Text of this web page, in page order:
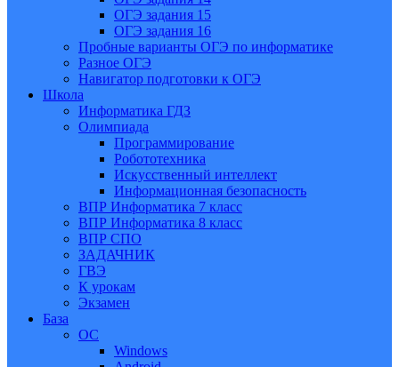
ОГЭ задания 15
ОГЭ задания 16
Пробные варианты ОГЭ по информатике
Разное ОГЭ
Навигатор подготовки к ОГЭ
Школа
Информатика ГДЗ
Олимпиада
Программирование
Робототехника
Искусственный интеллект
Информационная безопасность
ВПР Информатика 7 класс
ВПР Информатика 8 класс
ВПР СПО
ЗАДАЧНИК
ГВЭ
К урокам
Экзамен
База
ОС
Windows